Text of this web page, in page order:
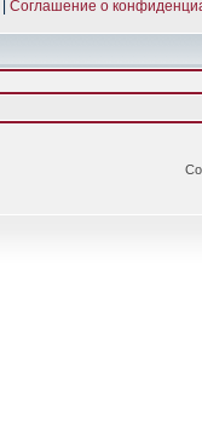
Соглашение о